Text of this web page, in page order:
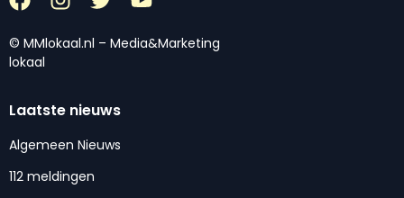
© MMlokaal.nl – Media&Marketing
lokaal
Laatste nieuws
Algemeen Nieuws
112 meldingen